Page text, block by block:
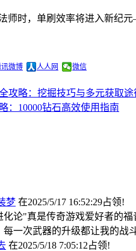
师时，单刷效率将进入新纪
微博 人人网 微信
攻略：挖掘技巧与多元获取途
：10000钻石高效使用指南
梦 在2025/5/17 16:52:29占领!
论"真是传奇游戏爱好者的
一次武器的升级都让我的战
在2025/5/18 7:05:12占领!